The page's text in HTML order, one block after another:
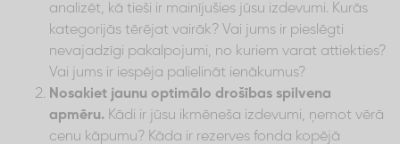
analizēt, kā tieši ir mainījušies jūsu izdevumi. Kurās
kategorijās tērējat vairāk? Vai jums ir pieslēgti
nevajadzīgi pakalpojumi, no kuriem varat attiekties?
Vai jums ir iespēja palielināt ienākumus?
Nosakiet jaunu optimālo drošības spilvena
apmēru. Kādi ir jūsu ikmēneša izdevumi, ņemot vērā
cenu kāpumu? Kāda ir rezerves fonda kopējā